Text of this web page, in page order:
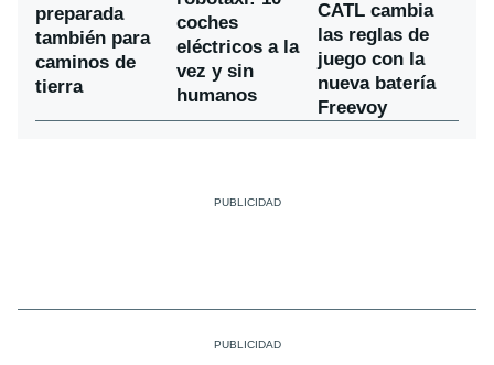
preparada
también para
caminos de
tierra
coches
eléctricos a la
vez y sin
humanos
CATL cambia
las reglas de
juego con la
nueva batería
Freevoy